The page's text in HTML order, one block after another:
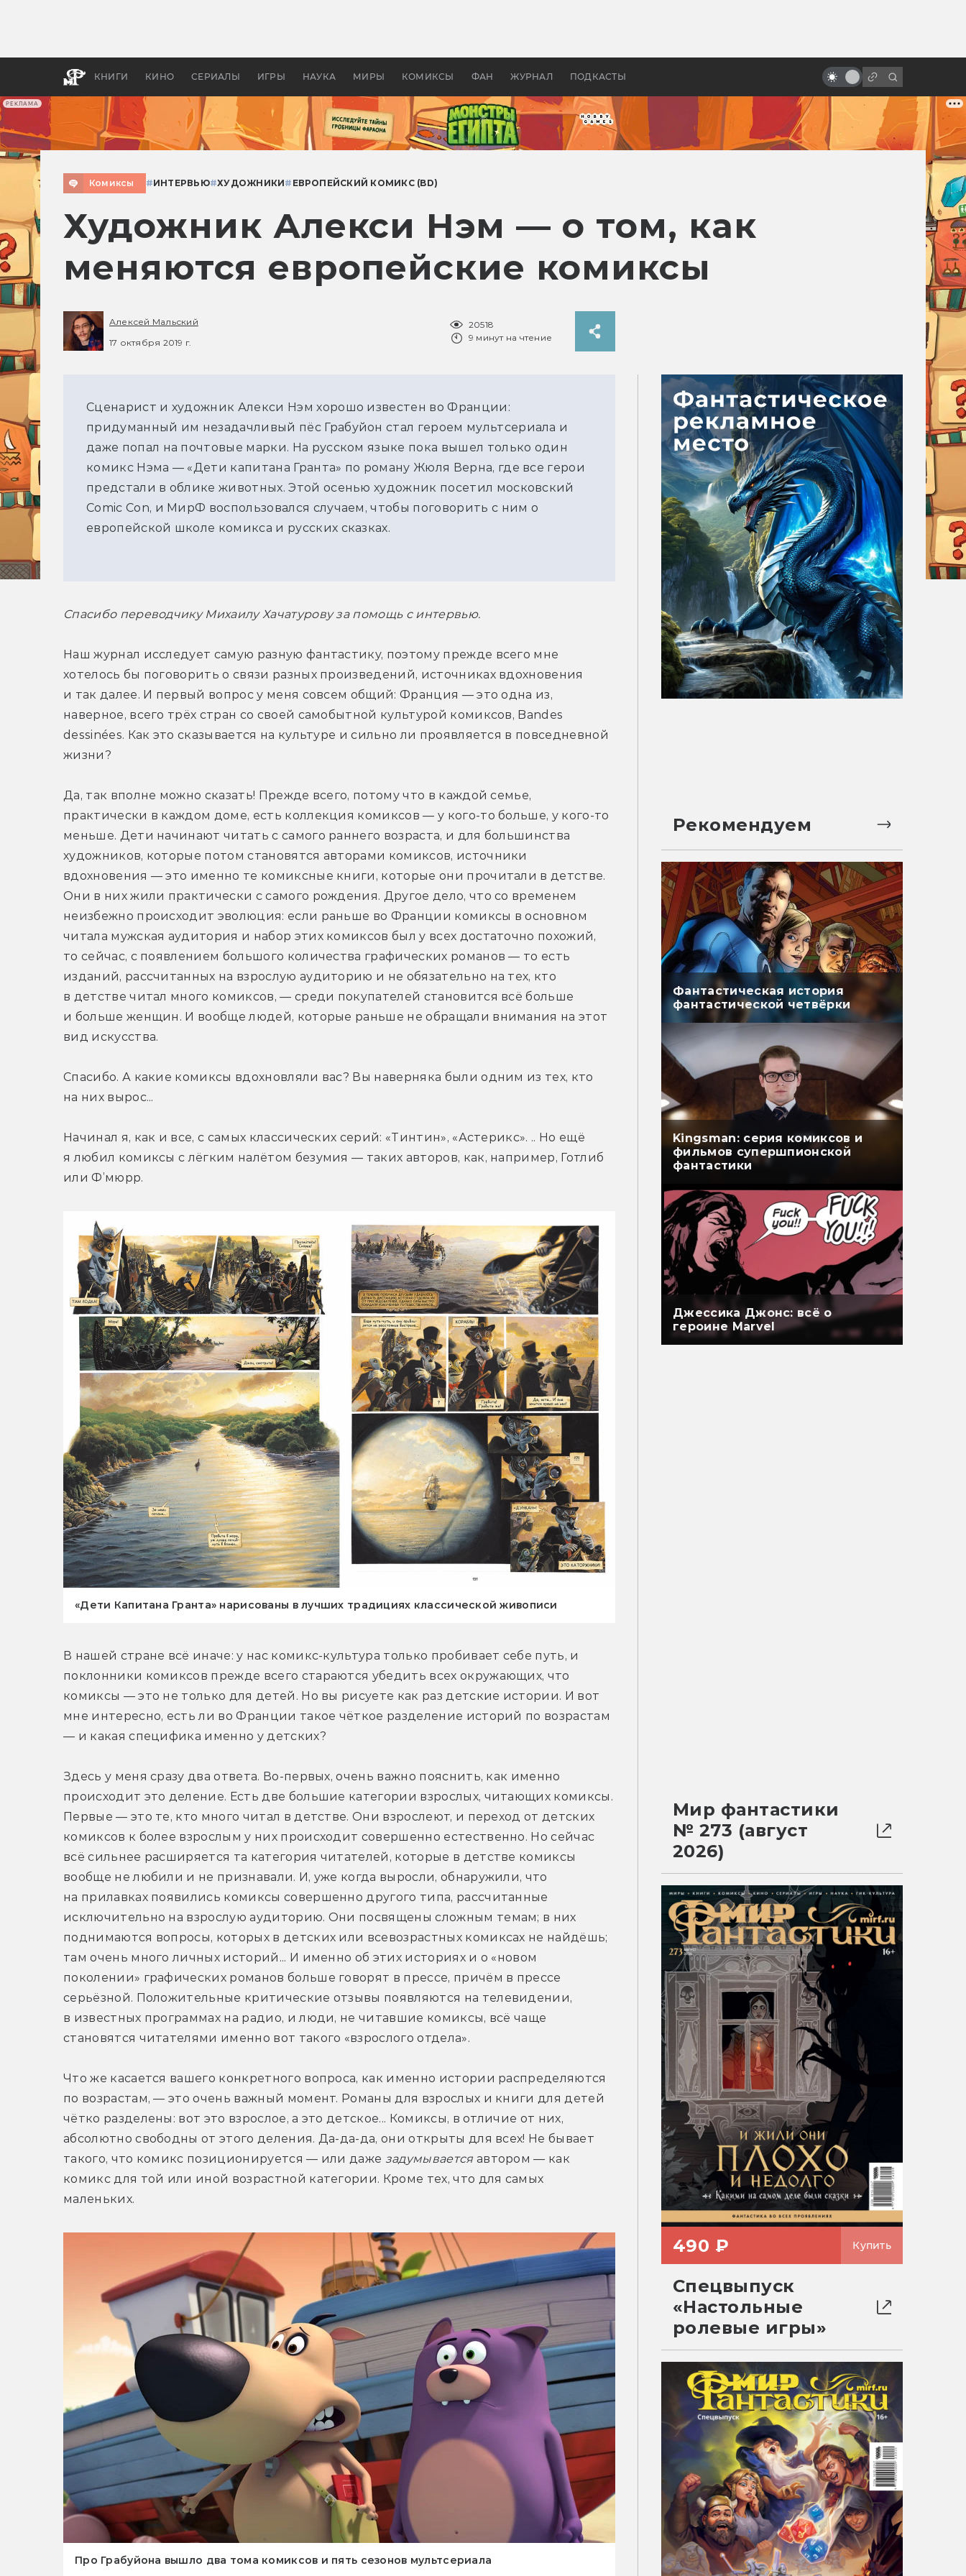
РЕКЛАМА
КНИГИ КИНО СЕРИАЛЫ ИГРЫ НАУКА МИРЫ КОМИКСЫ ФАН ЖУРНАЛ ПОДКАСТЫ
бы «Властелина колец»
Древней Грецией
мистическая музыка
Комиксы #ИНТЕРВЬЮ#ХУДОЖНИКИ# ЕВРОПЕЙСКИЙ КОМИКС (BD)
Художник Алекси Нэм — о том, как
меняются европейские комиксы
Алексей Мальский
17 октября 2019 г.
20518
9 минут на чтение
Сценарист и художник Алекси Нэм хорошо известен во Франции:
придуманный им незадачливый пёс Грабуйон стал героем мультсериала и
даже попал на почтовые марки. На русском языке пока вышел только один
комикс Нэма — «Дети капитана Гранта» по роману Жюля Верна, где все герои
предстали в облике животных. Этой осенью художник посетил московский
Comic Con, и МирФ воспользовался случаем, чтобы поговорить с ним о
европейской школе комикса и русских сказках.
Спасибо переводчику Михаилу Хачатурову за помощь с интервью.
Наш журнал исследует самую разную фантастику, поэтому прежде всего мне
хотелось бы поговорить о связи разных произведений, источниках вдохновения
и так далее. И первый вопрос у меня совсем общий: Франция — это одна из,
наверное, всего трёх стран со своей самобытной культурой комиксов, Bandes
dessinées. Как это сказывается на культуре и сильно ли проявляется в повседневной
жизни?
Да, так вполне можно сказать! Прежде всего, потому что в каждой семье,
практически в каждом доме, есть коллекция комиксов — у кого-то больше, у кого-то
меньше. Дети начинают читать с самого раннего возраста, и для большинства
художников, которые потом становятся авторами комиксов, источники
вдохновения — это именно те комиксные книги, которые они прочитали в детстве.
Они в них жили практически с самого рождения. Другое дело, что со временем
неизбежно происходит эволюция: если раньше во Франции комиксы в основном
читала мужская аудитория и набор этих комиксов был у всех достаточно похожий,
то сейчас, с появлением большого количества графических романов — то есть
изданий, рассчитанных на взрослую аудиторию и не обязательно на тех, кто
в детстве читал много комиксов, — среди покупателей становится всё больше
и больше женщин. И вообще людей, которые раньше не обращали внимания на этот
вид искусства.
Спасибо. А какие комиксы вдохновляли вас? Вы наверняка были одним из тех, кто
на них вырос...
Начинал я, как и все, с самых классических серий: «Тинтин», «Астерикс». .. Но ещё
я любил комиксы с лёгким налётом безумия — таких авторов, как, например, Готлиб
или Ф’мюрр.
«Дети Капитана Гранта» нарисованы в лучших традициях классической живописи
В нашей стране всё иначе: у нас комикс-культура только пробивает себе путь, и
поклонники комиксов прежде всего стараются убедить всех окружающих, что
комиксы — это не только для детей. Но вы рисуете как раз детские истории. И вот
мне интересно, есть ли во Франции такое чёткое разделение историй по возрастам
— и какая специфика именно у детских?
Здесь у меня сразу два ответа. Во-первых, очень важно пояснить, как именно
происходит это деление. Есть две большие категории взрослых, читающих комиксы.
Первые — это те, кто много читал в детстве. Они взрослеют, и переход от детских
комиксов к более взрослым у них происходит совершенно естественно. Но сейчас
всё сильнее расширяется та категория читателей, которые в детстве комиксы
вообще не любили и не признавали. И, уже когда выросли, обнаружили, что
на прилавках появились комиксы совершенно другого типа, рассчитанные
исключительно на взрослую аудиторию. Они посвящены сложным темам; в них
поднимаются вопросы, которых в детских или всевозрастных комиксах не найдёшь;
там очень много личных историй... И именно об этих историях и о «новом
поколении» графических романов больше говорят в прессе, причём в прессе
серьёзной. Положительные критические отзывы появляются на телевидении,
в известных программах на радио, и люди, не читавшие комиксы, всё чаще
становятся читателями именно вот такого «взрослого отдела».
Что же касается вашего конкретного вопроса, как именно истории распределяются
по возрастам, — это очень важный момент. Романы для взрослых и книги для детей
чётко разделены: вот это взрослое, а это детское... Комиксы, в отличие от них,
абсолютно свободны от этого деления. Да-да-да, они открыты для всех! Не бывает
такого, что комикс позиционируется — или даже задумывается автором — как
комикс для той или иной возрастной категории. Кроме тех, что для самых
маленьких.
Про Грабуйона вышло два тома комиксов и пять сезонов мультсериала
Рекомендуем
Фантастическая история
фантастической четвёрки
Kingsman: серия комиксов и
фильмов супершпионской
фантастики
Джессика Джонс: всё о
героине Marvel
Мир фантастики
№ 273 (август
2026)
490 ₽ Купить
Спецвыпуск
«Настольные
ролевые игры»